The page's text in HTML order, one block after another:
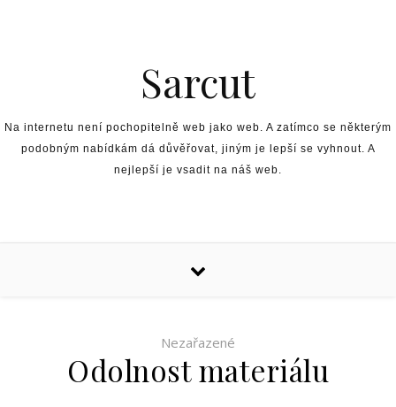
Sarcut
Na internetu není pochopitelně web jako web. A zatímco se některým
podobným nabídkám dá důvěřovat, jiným je lepší se vyhnout. A
nejlepší je vsadit na náš web.
Nezařazené
Odolnost materiálu